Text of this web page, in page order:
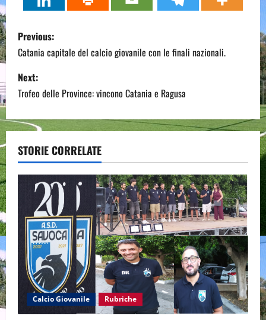
P
o
s
t
n
a
v
g
a
Previous:
Catania capitale del calcio giovanile con le finali nazionali.
Next:
Trofeo delle Province: vincono Catania e Ragusa
STORIE CORRELATE
Calcio Giovanile Rubriche